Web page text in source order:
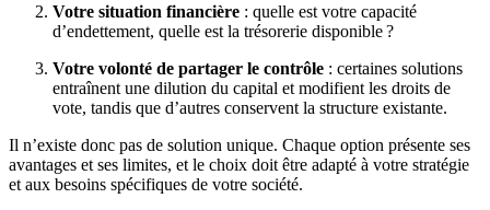
Votre situation financière : quelle est votre capacité
d’endettement, quelle est la trésorerie disponible ?
Votre volonté de partager le contrôle : certaines solutions
entraînent une dilution du capital et modifient les droits de
vote, tandis que d’autres conservent la structure existante.
Il n’existe donc pas de solution unique. Chaque option présente ses
avantages et ses limites, et le choix doit être adapté à votre stratégie
et aux besoins spécifiques de votre société.